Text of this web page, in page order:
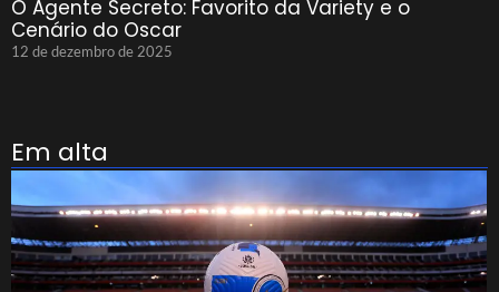
O Agente Secreto: Favorito da Variety e o
Cenário do Oscar
12 de dezembro de 2025
Em alta